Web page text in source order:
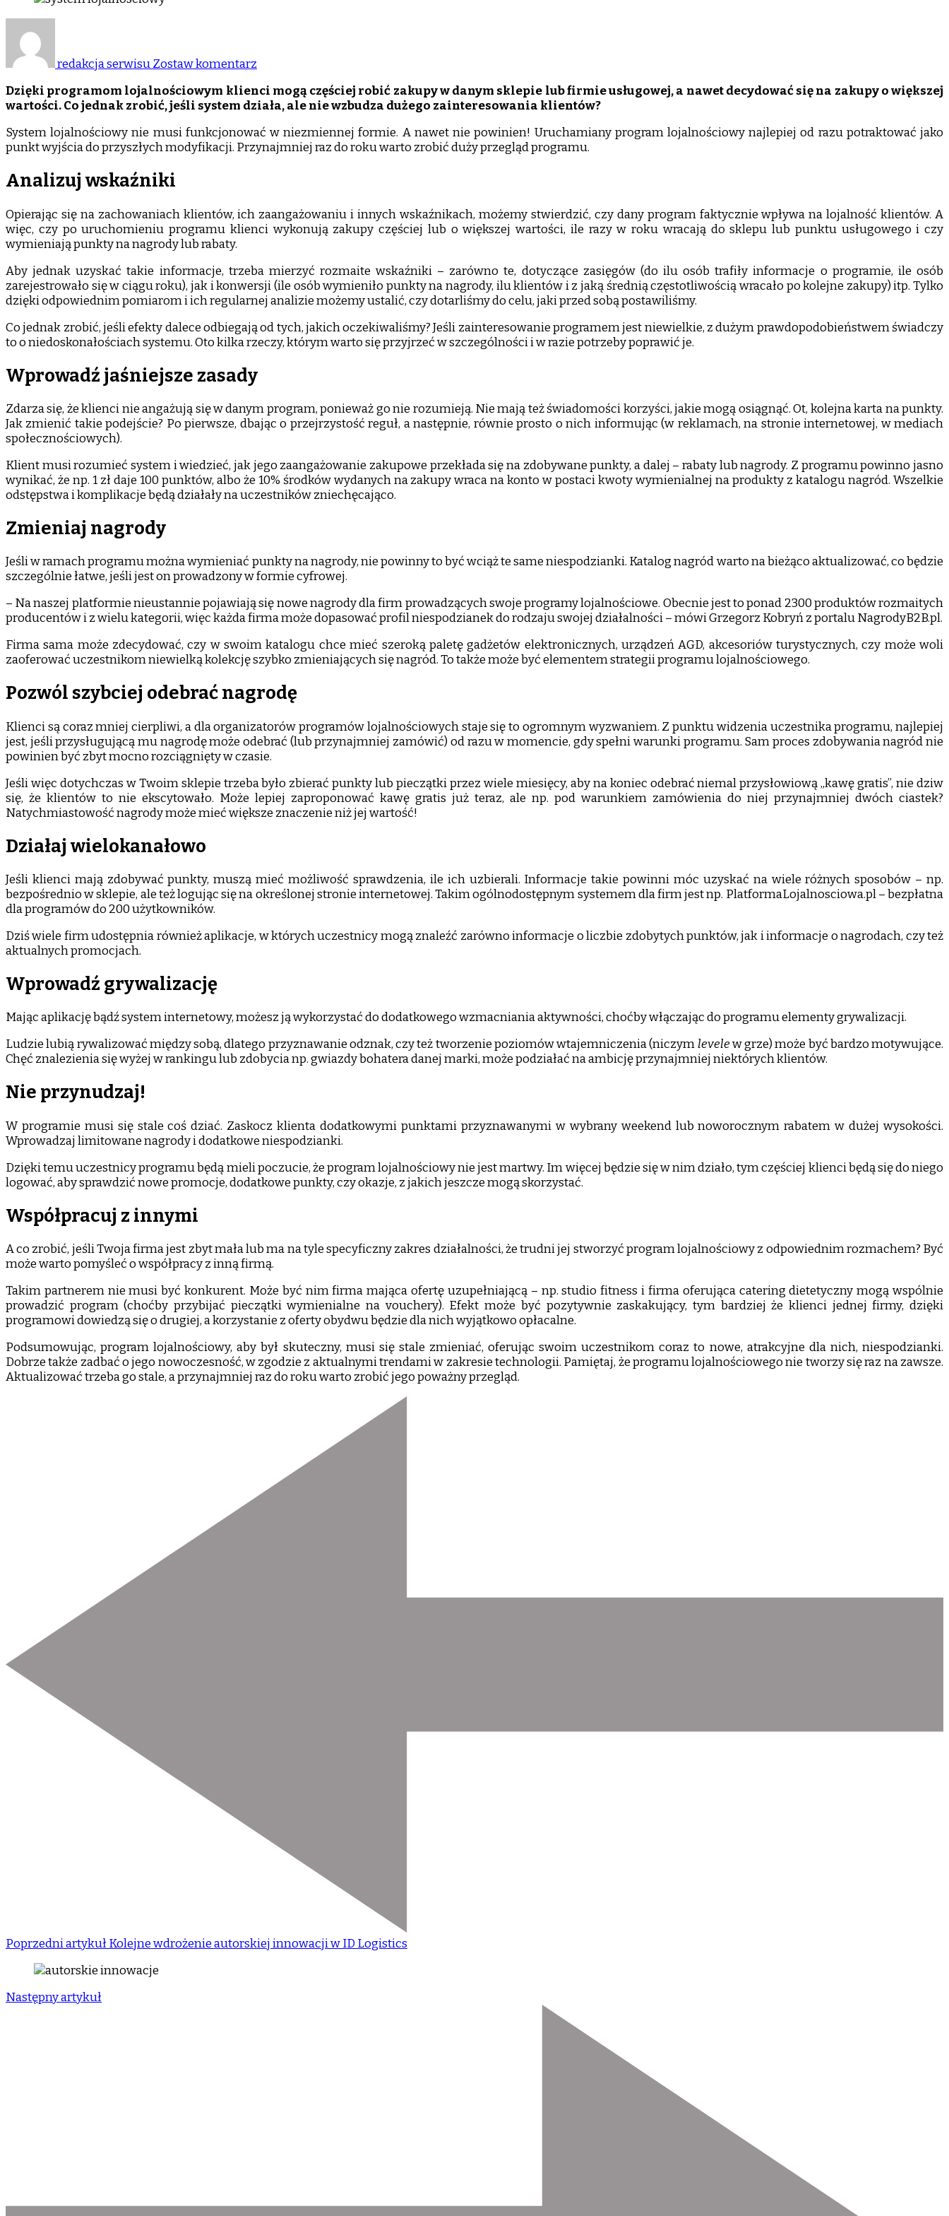
redakcja serwisuZostaw komentarzsystem
lojalnościowy?
Dzięki programom lojalnościowym klienci mogą częściej robić zakupy w danym sklepie lub firmie usługowej, a nawet decydować się na zakupy o większej
wartości. Co jednak zrobić, jeśli system działa, ale nie wzbudza dużego zainteresowania klientów?
System lojalnościowy nie musi funkcjonować w niezmiennej formie. A nawet nie powinien! Uruchamiany program lojalnościowy najlepiej od razu potraktować jako
punkt wyjścia do przyszłych modyfikacji. Przynajmniej raz do roku warto zrobić duży przegląd programu.
Analizuj wskaźniki
Opierając się na zachowaniach klientów, ich zaangażowaniu i innych wskaźnikach, możemy stwierdzić, czy dany program faktycznie wpływa na lojalność klientów. A
więc, czy po uruchomieniu programu klienci wykonują zakupy częściej lub o większej wartości, ile razy w roku wracają do sklepu lub punktu usługowego i czy
wymieniają punkty na nagrody lub rabaty.
Aby jednak uzyskać takie informacje, trzeba mierzyć rozmaite wskaźniki – zarówno te, dotyczące zasięgów (do ilu osób trafiły informacje o programie, ile osób
zarejestrowało się w ciągu roku), jak i konwersji (ile osób wymieniło punkty na nagrody, ilu klientów i z jaką średnią częstotliwością wracało po kolejne zakupy) itp. Tylko
dzięki odpowiednim pomiarom i ich regularnej analizie możemy ustalić, czy dotarliśmy do celu, jaki przed sobą postawiliśmy.
Co jednak zrobić, jeśli efekty dalece odbiegają od tych, jakich oczekiwaliśmy? Jeśli zainteresowanie programem jest niewielkie, z dużym prawdopodobieństwem świadczy
to o niedoskonałościach systemu. Oto kilka rzeczy, którym warto się przyjrzeć w szczególności i w razie potrzeby poprawić je.
Wprowadź jaśniejsze zasady
Zdarza się, że klienci nie angażują się w danym program, ponieważ go nie rozumieją. Nie mają też świadomości korzyści, jakie mogą osiągnąć. Ot, kolejna karta na punkty.
Jak zmienić takie podejście? Po pierwsze, dbając o przejrzystość reguł, a następnie, równie prosto o nich informując (w reklamach, na stronie internetowej, w mediach
społecznościowych).
Klient musi rozumieć system i wiedzieć, jak jego zaangażowanie zakupowe przekłada się na zdobywane punkty, a dalej – rabaty lub nagrody. Z programu powinno jasno
wynikać, że np. 1 zł daje 100 punktów, albo że 10% środków wydanych na zakupy wraca na konto w postaci kwoty wymienialnej na produkty z katalogu nagród. Wszelkie
odstępstwa i komplikacje będą działały na uczestników zniechęcająco.
Zmieniaj nagrody
Jeśli w ramach programu można wymieniać punkty na nagrody, nie powinny to być wciąż te same niespodzianki. Katalog nagród warto na bieżąco aktualizować, co będzie
szczególnie łatwe, jeśli jest on prowadzony w formie cyfrowej.
– Na naszej platformie nieustannie pojawiają się nowe nagrody dla firm prowadzących swoje programy lojalnościowe. Obecnie jest to ponad 2300 produktów rozmaitych
producentów i z wielu kategorii, więc każda firma może dopasować profil niespodzianek do rodzaju swojej działalności – mówi Grzegorz Kobryń z portalu NagrodyB2B.pl.
Firma sama może zdecydować, czy w swoim katalogu chce mieć szeroką paletę gadżetów elektronicznych, urządzeń AGD, akcesoriów turystycznych, czy może woli
zaoferować uczestnikom niewielką kolekcję szybko zmieniających się nagród. To także może być elementem strategii programu lojalnościowego.
Pozwól szybciej odebrać nagrodę
Klienci są coraz mniej cierpliwi, a dla organizatorów programów lojalnościowych staje się to ogromnym wyzwaniem. Z punktu widzenia uczestnika programu, najlepiej
jest, jeśli przysługującą mu nagrodę może odebrać (lub przynajmniej zamówić) od razu w momencie, gdy spełni warunki programu. Sam proces zdobywania nagród nie
powinien być zbyt mocno rozciągnięty w czasie.
Jeśli więc dotychczas w Twoim sklepie trzeba było zbierać punkty lub pieczątki przez wiele miesięcy, aby na koniec odebrać niemal przysłowiową „kawę gratis”, nie dziw
się, że klientów to nie ekscytowało. Może lepiej zaproponować kawę gratis już teraz, ale np. pod warunkiem zamówienia do niej przynajmniej dwóch ciastek?
Natychmiastowość nagrody może mieć większe znaczenie niż jej wartość!
Działaj wielokanałowo
Jeśli klienci mają zdobywać punkty, muszą mieć możliwość sprawdzenia, ile ich uzbierali. Informacje takie powinni móc uzyskać na wiele różnych sposobów – np.
bezpośrednio w sklepie, ale też logując się na określonej stronie internetowej. Takim ogólnodostępnym systemem dla firm jest np. PlatformaLojalnosciowa.pl – bezpłatna
dla programów do 200 użytkowników.
Dziś wiele firm udostępnia również aplikacje, w których uczestnicy mogą znaleźć zarówno informacje o liczbie zdobytych punktów, jak i informacje o nagrodach, czy też
aktualnych promocjach.
Wprowadź grywalizację
Mając aplikację bądź system internetowy, możesz ją wykorzystać do dodatkowego wzmacniania aktywności, choćby włączając do programu elementy grywalizacji.
Ludzie lubią rywalizować między sobą, dlatego przyznawanie odznak, czy też tworzenie poziomów wtajemniczenia (niczymlevelew grze) może być bardzo motywujące.
Chęć znalezienia się wyżej w rankingu lub zdobycia np. gwiazdy bohatera danej marki, może podziałać na ambicję przynajmniej niektórych klientów.
Nie przynudzaj!
W programie musi się stale coś dziać. Zaskocz klienta dodatkowymi punktami przyznawanymi w wybrany weekend lub noworocznym rabatem w dużej wysokości.
Wprowadzaj limitowane nagrody i dodatkowe niespodzianki.
Dzięki temu uczestnicy programu będą mieli poczucie, że program lojalnościowy nie jest martwy. Im więcej będzie się w nim działo, tym częściej klienci będą się do niego
logować, aby sprawdzić nowe promocje, dodatkowe punkty, czy okazje, z jakich jeszcze mogą skorzystać.
Współpracuj z innymi
A co zrobić, jeśli Twoja firma jest zbyt mała lub ma na tyle specyficzny zakres działalności, że trudni jej stworzyć program lojalnościowy z odpowiednim rozmachem? Być
może warto pomyśleć o współpracy z inną firmą.
Takim partnerem nie musi być konkurent. Może być nim firma mająca ofertę uzupełniającą – np. studio fitness i firma oferująca catering dietetyczny mogą wspólnie
prowadzić program (choćby przybijać pieczątki wymienialne na vouchery). Efekt może być pozytywnie zaskakujący, tym bardziej że klienci jednej firmy, dzięki
programowi dowiedzą się o drugiej, a korzystanie z oferty obydwu będzie dla nich wyjątkowo opłacalne.
Podsumowując, program lojalnościowy, aby był skuteczny, musi się stale zmieniać, oferując swoim uczestnikom coraz to nowe, atrakcyjne dla nich, niespodzianki.
Dobrze także zadbać o jego nowoczesność, w zgodzie z aktualnymi trendami w zakresie technologii. Pamiętaj, że programu lojalnościowego nie tworzy się raz na zawsze.
Aktualizować trzeba go stale, a przynajmniej raz do roku warto zrobić jego poważny przegląd.
Poprzedni artykuł Kolejne wdrożenie autorskiej innowacji w ID Logistics
Następny artykuł